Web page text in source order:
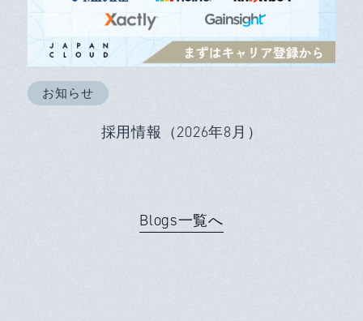
お知らせ
採用情報（2026年8月）
Blogs一覧へ